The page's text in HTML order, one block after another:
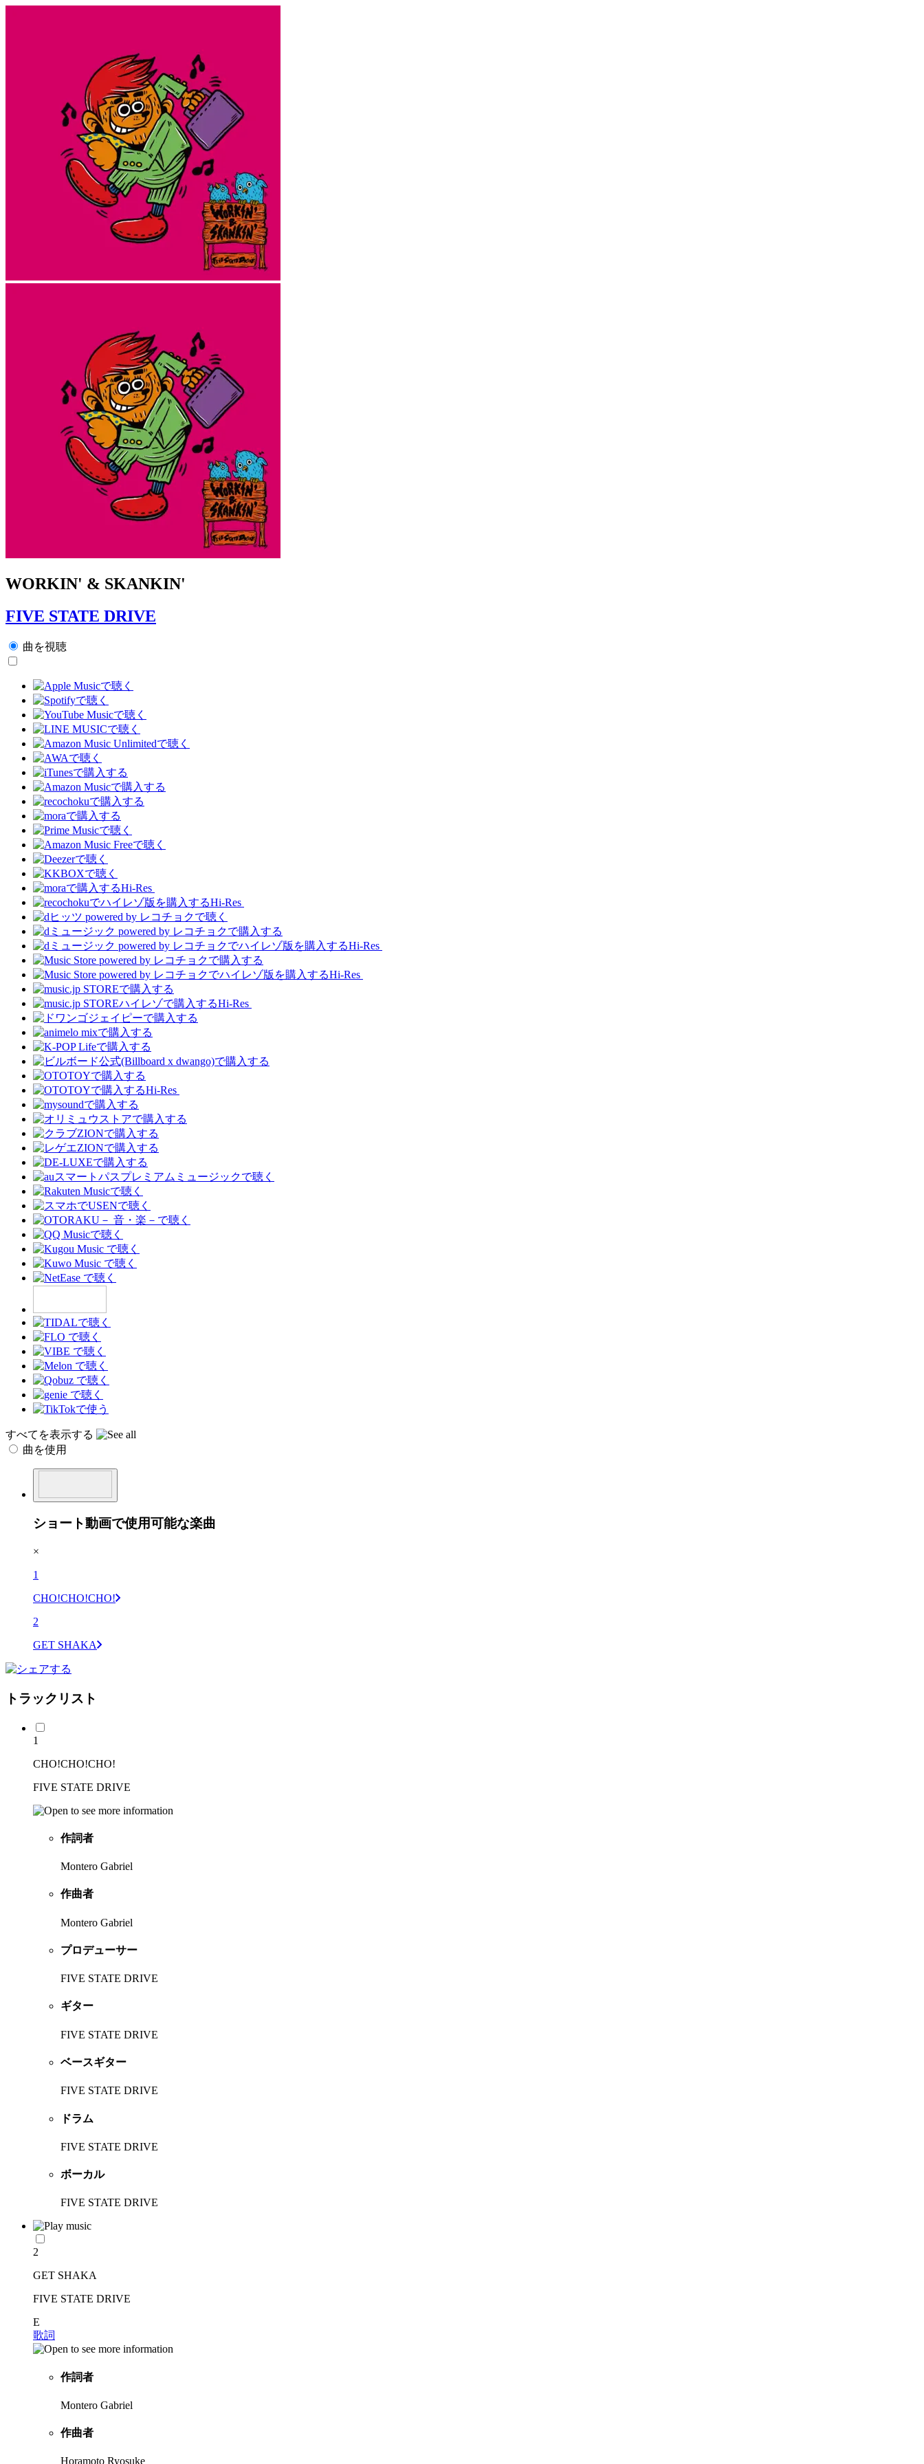
WORKIN' & SKANKIN'
FIVE STATE DRIVE
曲を視聴
Hi-Res
Hi-Res
Hi-Res
Hi-Res
Hi-Res
Hi-Res
すべてを表示する
曲を使用
ショート動画で使用可能な楽曲
×
1
CHO!CHO!CHO!
2
GET SHAKA
トラックリスト
1
CHO!CHO!CHO!
FIVE STATE DRIVE
作詞者
Montero Gabriel
作曲者
Montero Gabriel
プロデューサー
FIVE STATE DRIVE
ギター
FIVE STATE DRIVE
ベースギター
FIVE STATE DRIVE
ドラム
FIVE STATE DRIVE
ボーカル
FIVE STATE DRIVE
2
GET SHAKA
FIVE STATE DRIVE
E
歌詞
作詞者
Montero Gabriel
作曲者
Horamoto Ryosuke